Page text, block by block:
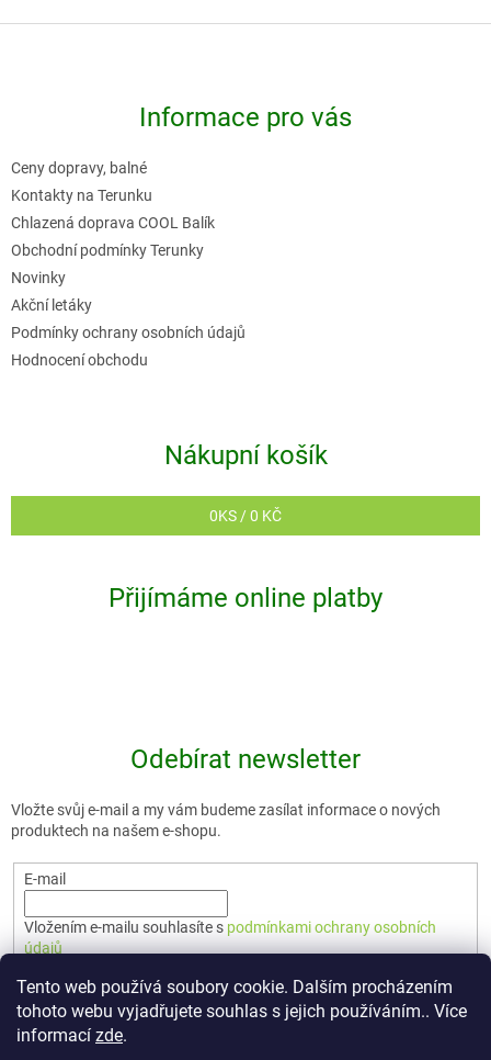
Tento web používá soubory cookie. Dalším procházením
tohoto webu vyjadřujete souhlas s jejich používáním.. Více
informací zde.
Informace pro vás
Ceny dopravy, balné
Kontakty na Terunku
Chlazená doprava COOL Balík
Obchodní podmínky Terunky
Novinky
Akční letáky
Podmínky ochrany osobních údajů
Hodnocení obchodu
Nákupní košík
0KS /0 KČ
Přijímáme online platby
Odebírat newsletter
Vložte svůj e-mail a my vám budeme zasílat informace o nových
produktech na našem e-shopu.
E-mail
Vložením e-mailu souhlasíte s podmínkami ochrany osobních
údajů
PŘIHLÁSIT SE